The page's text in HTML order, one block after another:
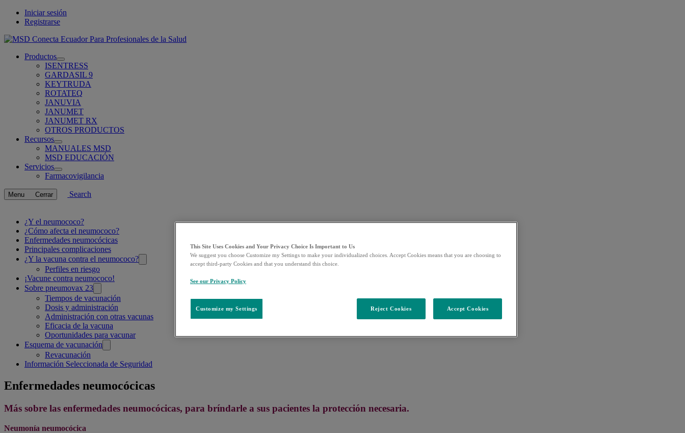
Iniciar sesión
Registrarse
Para Profesionales de la Salud
Productos
Open
submenu
ISENTRESS
GARDASIL 9
KEYTRUDA
ROTATEQ
JANUVIA
JANUMET
JANUMET RX
OTROS PRODUCTOS
Recursos
Open
submenu
MANUALES MSD
MSD EDUCACIÓN
Servicios
Open
submenu
Farmacovigilancia
Menu Cerrar Search
Related
pages
¿Y el neumococo?
¿Cómo afecta el neumococo?
Enfermedades neumocócicas
Principales complicaciones
¿Y la vacuna contra el neumococo?
Perfiles en riesgo
¡Vacune contra neumococo!
Sobre pneumovax 23
Tiempos de vacunación
Dosis y administración
Administración con otras vacunas
Eficacia de la vacuna
Oportunidades para vacunar
Esquema de vacunación
Revacunación
Información Seleccionada de Seguridad
Enfermedades neumocócicas
Más sobre las enfermedades neumocócicas, para bríndarle a sus pacientes la protección necesaria.
Neumonía neumocócica
This Site Uses Cookies and Your Privacy Choice Is Important to Us
We suggest you choose Customize my Settings to make your individualized choices. Accept Cookies means that you are choosing to
accept third-party Cookies and that you understand this choice.
See our Privacy Policy
Customize my Settings Reject Cookies Accept Cookies